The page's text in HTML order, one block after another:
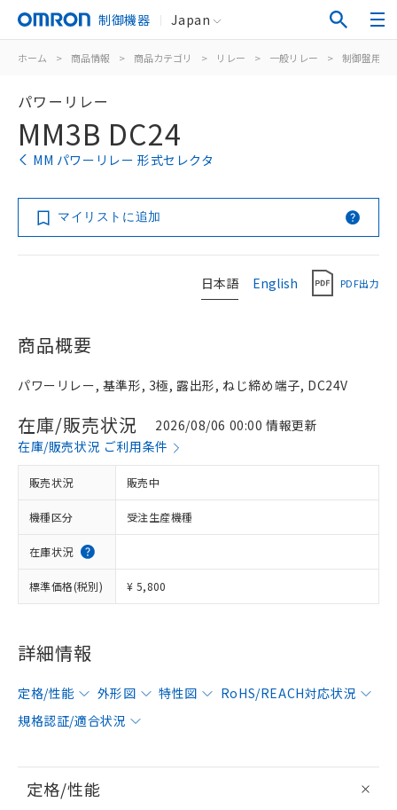
制御機器 Japan
ホーム > 商品情報 > 商品カテゴリ > リレー > 一般リレー > 制御盤用
パワーリレー
MM3B DC24
MM パワーリレー 形式セレクタ
マイリストに追加
日本語 English PDF出力
商品概要
パワーリレー, 基準形, 3極, 露出形, ねじ締め端子, DC24V
在庫/販売状況
2026/08/06 00:00 情報更新
在庫/販売状況 ご利用条件
販売状況 販売中
機種区分 受注生産機種
在庫状況
標準価格(税別) ¥ 5,800
詳細情報
定格/性能 外形図 特性図
RoHS/REACH対応状況
規格認証/適合状況
定格/性能